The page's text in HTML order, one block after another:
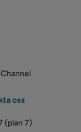
oss
(plan 7)